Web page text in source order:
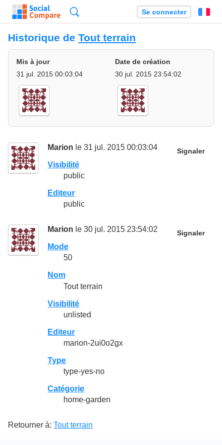
Se connecter
Historique de Tout terrain
Mis à jour
31 jul. 2015 00:03:04
Date de création
30 jul. 2015 23:54:02
Marion le 31 jul. 2015 00:03:04 Signaler
Visibilité
public
Editeur
public
Marion le 30 jul. 2015 23:54:02 Signaler
Mode
50
Nom
Tout terrain
Visibilité
unlisted
Editeur
marion-2ui0o2gx
Type
type-yes-no
Catégorie
home-garden
Retourner à: Tout terrain